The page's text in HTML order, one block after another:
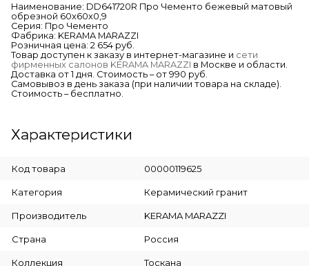
Наименование: DD641720R Про Чементо бежевый матовый
обрезной 60x60x0,9
Серия: Про Чементо
Фабрика: KERAMA MARAZZI
Розничная цена: 2 654 руб.
Товар доступен к заказу в интернет-магазине и сети
фирменных салонов KERAMA MARAZZI в Москве и области.
Доставка от 1 дня. Стоимость – от 990 руб.
Самовывоз в день заказа (при наличии товара на складе).
Стоимость – бесплатно.
Характеристики
Код товара 00000119625
Категория Керамический гранит
Производитель KERAMA MARAZZI
Страна Россия
Коллекция Тоскана